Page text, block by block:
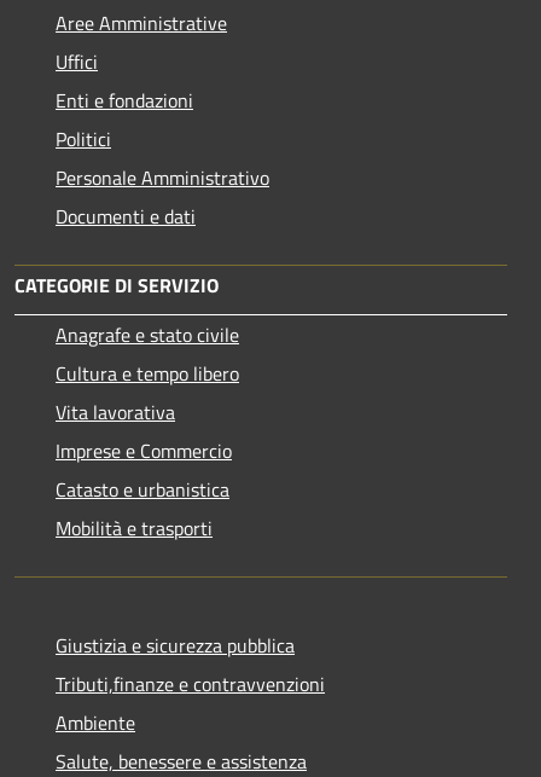
Aree Amministrative
Uffici
Enti e fondazioni
Politici
Personale Amministrativo
Documenti e dati
CATEGORIE DI SERVIZIO
Anagrafe e stato civile
Cultura e tempo libero
Vita lavorativa
Imprese e Commercio
Catasto e urbanistica
Mobilità e trasporti
Giustizia e sicurezza pubblica
Tributi,finanze e contravvenzioni
Ambiente
Salute, benessere e assistenza